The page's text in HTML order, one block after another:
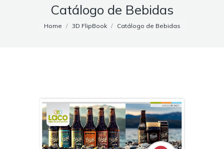
in
new
window
in
window
Catálogo de Bebidas
You are here:
Home 3D FlipBook Catálogo de Bebidas